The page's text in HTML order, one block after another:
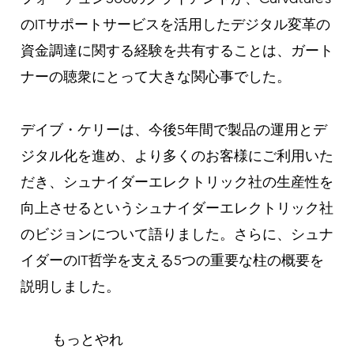
のITサポートサービスを活用したデジタル変革の
資金調達に関する経験を共有することは、ガート
ナーの聴衆にとって大きな関心事でした。
デイブ・ケリーは、今後5年間で製品の運用とデ
ジタル化を進め、より多くのお客様にご利用いた
だき、シュナイダーエレクトリック社の生産性を
向上させるというシュナイダーエレクトリック社
のビジョンについて語りました。さらに、シュナ
イダーのIT哲学を支える5つの重要な柱の概要を
説明しました。
もっとやれ